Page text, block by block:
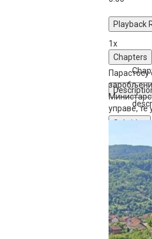
Playback
1x
Chapters
Subtitles
Audio
Fullscreen
This is a
The media
supported.
управе, те